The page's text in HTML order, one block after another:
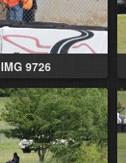
IMG 9726